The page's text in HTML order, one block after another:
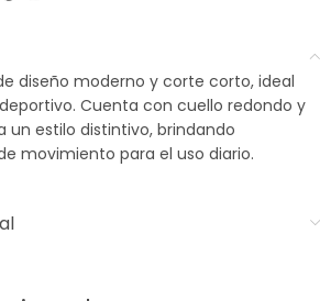
diseño moderno y corte corto, ideal
Cuenta con cuello redondo y
un estilo distintivo, brindando
movimiento para el uso diario.